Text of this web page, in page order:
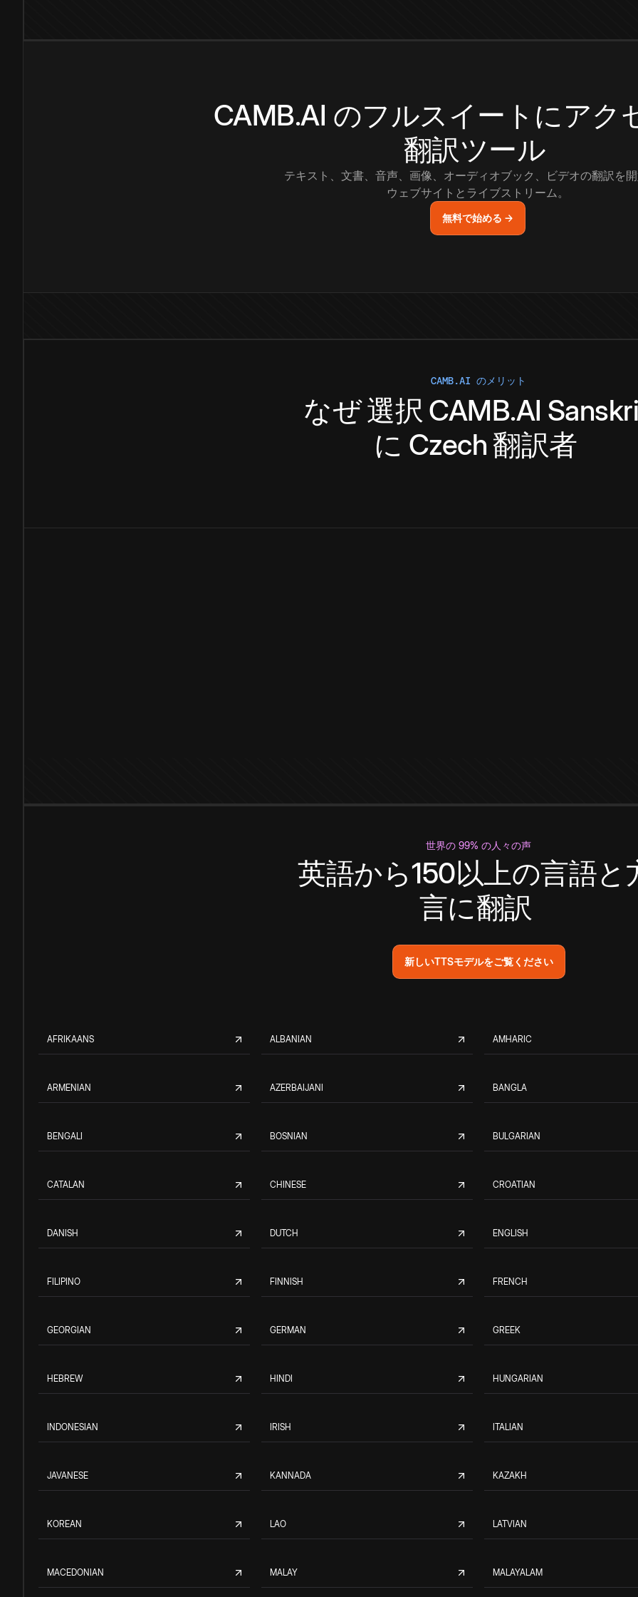
CAMB.AI のフルスイートにアク
翻訳ツール
テキスト、文書、音声、画像、オーディオブック、ビデオの翻訳を
ウェブサイトとライブストリーム。
無料で始める →
CAMB.AI のメリット
なぜ選択 CAMB.AI
に Czech 翻訳者
世界の 99% の人々の声
英語から150以上の言語と
言に翻訳
新しいTTSモデルをご覧ください
AFRIKAANS ALBANIAN AMHARIC
ARMENIAN AZERBAIJANI BANGLA
BENGALI BOSNIAN BULGARIAN
CATALAN CHINESE CROATIAN
DANISH DUTCH ENGLISH
FILIPINO FINNISH FRENCH
GEORGIAN GERMAN GREEK
HEBREW HINDI HUNGARIAN
INDONESIAN IRISH ITALIAN
JAVANESE KANNADA KAZAKH
KOREAN LAO LATVIAN
MACEDONIAN MALAY MALAYALAM